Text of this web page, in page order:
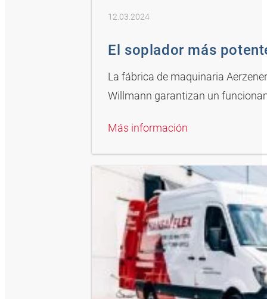
12.03.2024
El soplador más
La fábrica de maquinaria
Willmann garantizan un
Más información